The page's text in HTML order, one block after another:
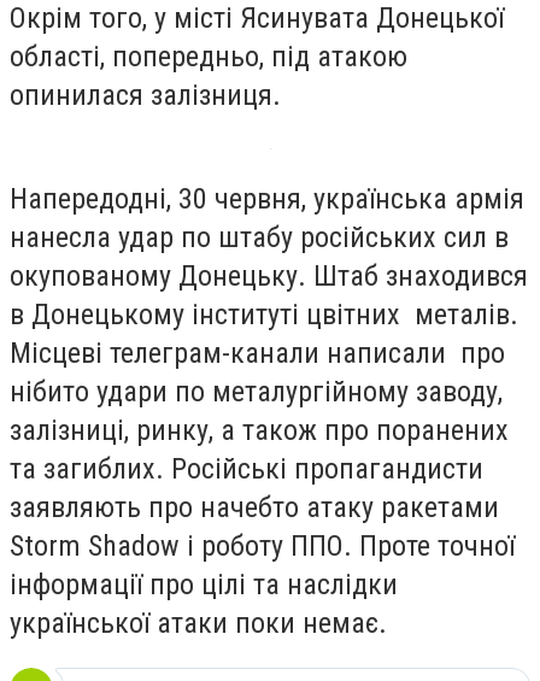
Окрім того, у місті Ясинувата Донецької
області, попередньо, під атакою
опинилася залізниця.
Напередодні, 30 червня, українська армія
нанесла удар по штабу російських сил в
окупованому Донецьку. Штаб знаходився
в Донецькому інституті цвітних металів.
Місцеві телеграм-канали написали про
нібито удари по металургійному заводу,
залізниці, ринку, а також про поранених
та загиблих. Російські пропагандисти
заявляють про начебто атаку ракетами
Storm Shadow і роботу ППО. Проте точної
інформації про цілі та наслідки
української атаки поки немає.